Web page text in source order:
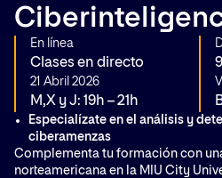
En línea
Clases en directo
21 Abril 2026
M,X y J: 19h – 21h
Especialízate en el análisis y
ciberamenzas
Complementa tu formación con
norteamericana en la MIU City